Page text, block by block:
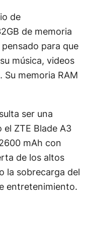
de
de memoria
para que
música, videos
memoria RAM
ser una
ZTE Blade A3
mAh con
de los altos
la sobrecarga del
entretenimiento.